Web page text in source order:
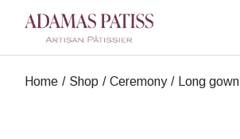
Home Shop Ceremony Long gown